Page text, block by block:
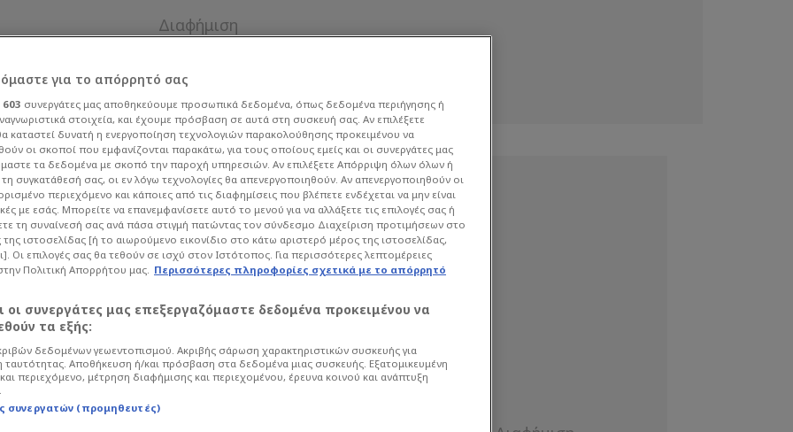
της
στην
αρχές, δεν βρέθηκαν ίχνη
ομολογίαν δράστη πράγμα που
ότι το θύμα πήγε να του επιτεθεί
για το απόρρητό σας
603 συνεργάτες μας αποθηκεύουμε προσωπικά δεδομένα, όπως δεδομένα περιήγησης ή
στοιχεία, και έχουμε πρόσβαση σε αυτά στη συσκευή σας. Αν επιλέξετε
καταστεί δυνατή η ενεργοποίηση τεχνολογιών παρακολούθησης προκειμένου να
οι σκοποί που εμφανίζονται παρακάτω, για τους οποίους εμείς και οι συνεργάτες μας
τα δεδομένα με σκοπό την παροχή υπηρεσιών. Αν επιλέξετε Απόρριψη όλων όλων ή
συγκατάθεσή σας, οι εν λόγω τεχνολογίες θα απενεργοποιηθούν. Αν απενεργοποιηθούν οι
περιεχόμενο και κάποιες από τις διαφημίσεις που βλέπετε ενδέχεται να μην είναι
με εσάς. Μπορείτε να επανεμφανίσετε αυτό το μενού για να αλλάξετε τις επιλογές σας ή
τη συναίνεσή σας ανά πάσα στιγμή πατώντας τον σύνδεσμο Διαχείριση προτιμήσεων στο
ιστοσελίδας [ή το αιωρούμενο εικονίδιο στο κάτω αριστερό μέρος της ιστοσελίδας,
Οι επιλογές σας θα τεθούν σε ισχύ στον Ιστότοπος. Για περισσότερες λεπτομέρειες
Πολιτική Απορρήτου μας. Περισσότερες πληροφορίες σχετικά με το απόρρητό
οι συνεργάτες μας επεξεργαζόμαστε δεδομένα προκειμένου να
τα εξής:
δεδομένων γεωεντοπισμού. Ακριβής σάρωση χαρακτηριστικών συσκευής για
ταυτότητας. Αποθήκευση ή/και πρόσβαση στα δεδομένα μιας συσκευής. Εξατομικευμένη
περιεχόμενο, μέτρηση διαφήμισης και περιεχομένου, έρευνα κοινού και ανάπτυξη
συνεργατών (προμηθευτές)